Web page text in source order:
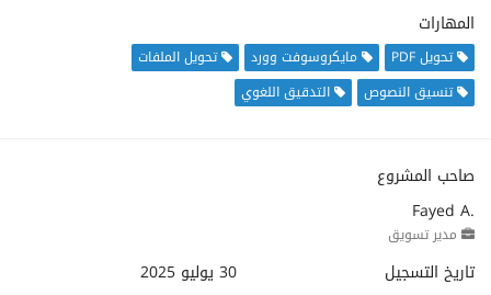
المهارات
تحويل PDF مايكروسوفت وورد
تحويل الملفات
تنسيق النصوص
التدقيق اللغوي
صاحب المشروع
Fayed A.
مدير تسويق
تاريخ التسجيل
30 يوليو 2025